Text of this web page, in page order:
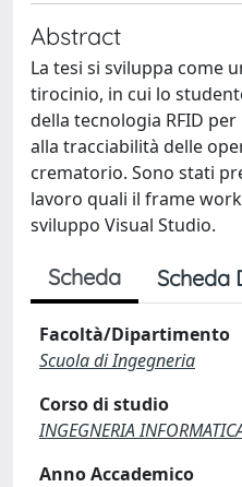
Abstract
La tesi si sviluppa come
tirocinio, in cui lo
della tecnologia RFID
alla tracciabilità delle
crematorio. Sono stati
lavoro quali il frame
sviluppo Visual Studio.
Scheda Scheda
Facoltà/Dipartimento
Scuola di Ingegneria
Corso di studio
INGEGNERIA
Anno Accademico